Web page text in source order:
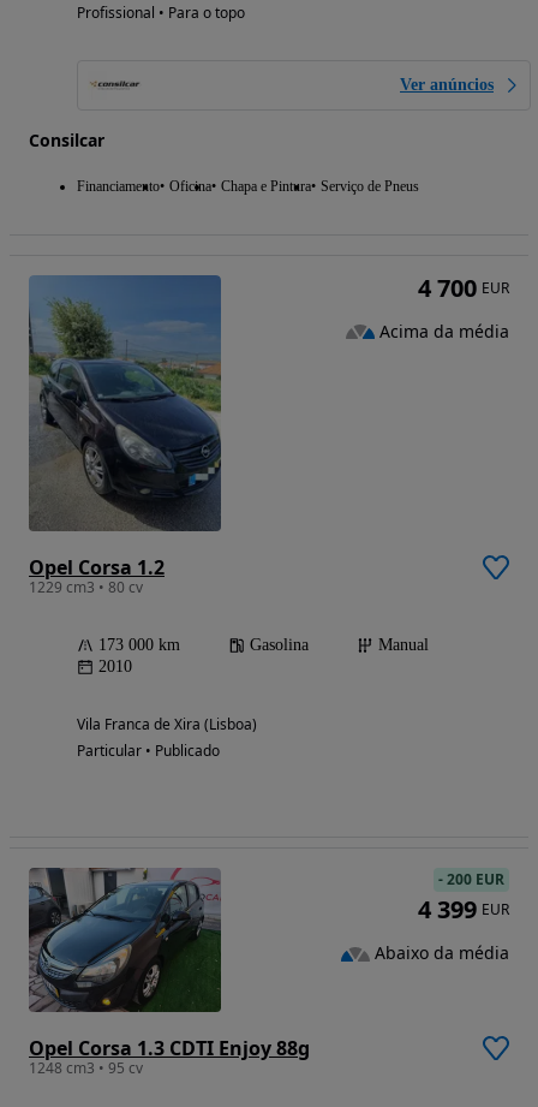
Profissional • Para o topo
Ver anúncios
Consilcar
Financiamento Oficina Chapa e Pintura Serviço de Pneus
Opel Corsa 1.2
1229 cm3 • 80 cv
173 000 km Gasolina
Manual
2010
Vila Franca de Xira (Lisboa)
Particular • Publicado
4 700 EUR
Acima da média
Opel Corsa 1.3 CDTI Enjoy 88g
1248 cm3 • 95 cv
-200 EUR
4 399 EUR
Abaixo da média